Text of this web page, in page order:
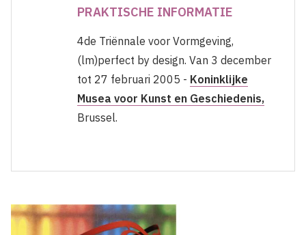
PRAKTISCHE INFORMATIE
4de Triënnale voor Vormgeving,
(lm)perfect by design. Van 3 december
tot 27 februari 2005 - Koninklijke
Musea voor Kunst en Geschiedenis,
Brussel.